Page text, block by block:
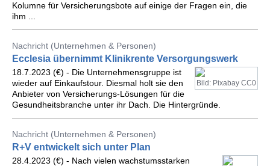
Kolumne für Versicherungsbote auf einige der Fragen ein, die
ihm ...
Nachricht (Unternehmen & Personen)
Ecclesia übernimmt Klinikrente Versorgungswerk
Bild: Pixabay CC0
18.7.2023 (€) - Die Unternehmensgruppe ist
wieder auf Einkaufstour. Diesmal holt sie den
Anbieter von Versicherungs-Lösungen für die
Gesundheitsbranche unter ihr Dach. Die Hintergründe.
Nachricht (Unternehmen & Personen)
R+V entwickelt sich unter Plan
28.4.2023 (€) - Nach vielen wachstumsstarken